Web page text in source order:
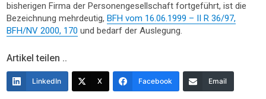
bisherigen Firma der Personengesellschaft fortgeführt, ist die
Bezeichnung mehrdeutig,BFH vom 16.06.1999 – II R 36/97,
BFH/NV 2000, 170 und bedarf der Auslegung.
Artikel teilen ..
LinkedIn X Facebook Email